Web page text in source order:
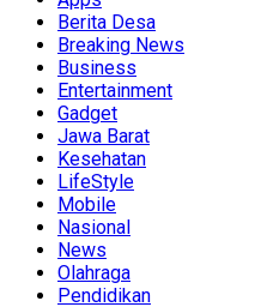
Berita Desa
Breaking News
Business
Entertainment
Gadget
Jawa Barat
Kesehatan
LifeStyle
Mobile
Nasional
News
Olahraga
Pendidikan